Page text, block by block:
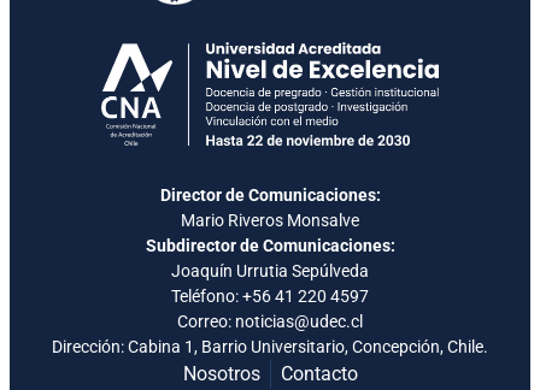
Director de Comunicaciones:
Mario Riveros Monsalve
Subdirector de Comunicaciones:
Joaquín Urrutia Sepúlveda
Teléfono:+56 41 220 4597
Correo: noticias@udec.cl
Dirección: Cabina 1, Barrio Universitario, Concepción, Chile.
Nosotros Contacto